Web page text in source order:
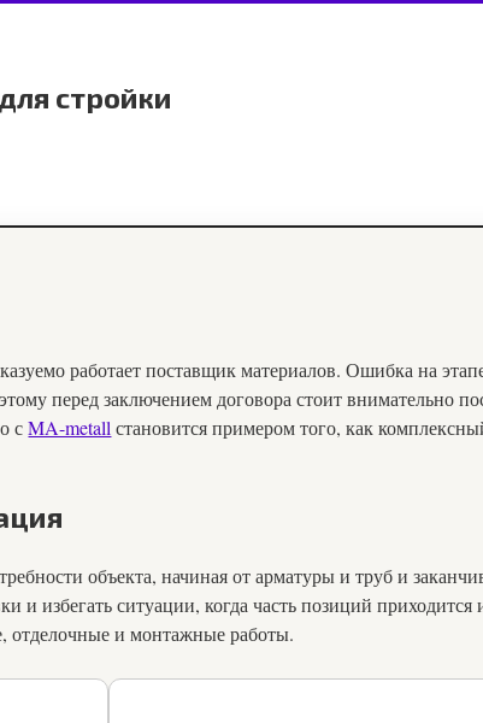
стройки
работает поставщик материалов. Ошибка на
перед заключением договора стоит внимательно
сMA-metall становится примером того, как
объекта, начиная от арматуры и труб и
и избегать ситуации, когда часть позиций
отделочные и монтажные работы.